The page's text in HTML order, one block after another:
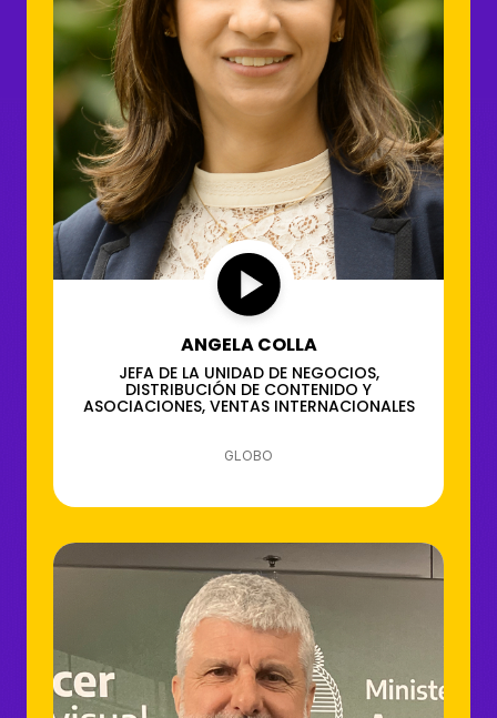
ANGELA COLLA
JEFA DE LA UNIDAD DE NEGOCIOS,
DISTRIBUCIÓN DE CONTENIDO Y
ASOCIACIONES, VENTAS INTERNACIONALES
GLOBO